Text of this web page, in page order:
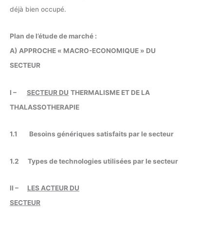
déjà bien occupé.
Plan de l’étude de marché :
A) APPROCHE « MACRO-ECONOMIQUE » DU
SECTEUR
I – SECTEUR DU THERMALISME ET DE LA
THALASSOTHERAPIE
1.1 Besoins génériques satisfaits par le secteur
1.2 Types de technologies utilisées par le secteur
II – LES ACTEUR DU
SECTEUR